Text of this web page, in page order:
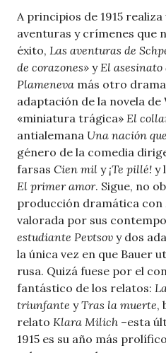
A principios de 1915
aventuras y crímenes que
éxito, Las aventuras de
de corazones» yEl
Plameneva más otro
adaptación de la novela de
«miniatura trágica» El
antialemana Una nación
género de la comedia
farsas Cien mil y ¡Te pillé! y
El primer amor. Sigue, no
producción dramática con
valorada por sus
estudiante Pevtsov y dos
la única vez en que Bauer
rusa. Quizá fuese por el
fantástico de los relatos:
triunfante yTras la muerte,
relato Klara Milich –esta
1915 es su año más